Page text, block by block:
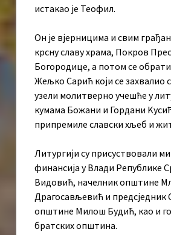
истакао је Теофил.
Он је вјерницима и свим
крсну славу храма, Покров
Богородице, а потом се
Жељко Сарић који се захвалио
узели молитверно учешће у
кумама Божани и Гордани Kусић
припремиле славски хљеб и
Литургији су присуствовали
финансија у Влади Републике
Видовић, начелник општине
Драгосављевић и предсједник
општине Милош Будић, као и
братских општина.